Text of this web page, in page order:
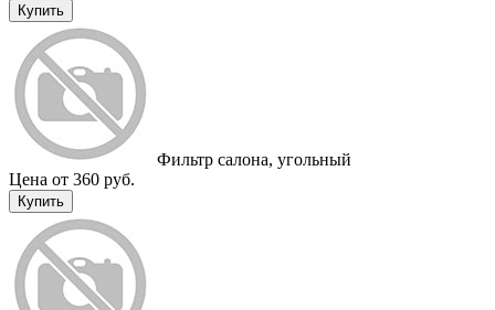
Купить
Фильтр салона, угольный
Цена от 360 руб.
Купить